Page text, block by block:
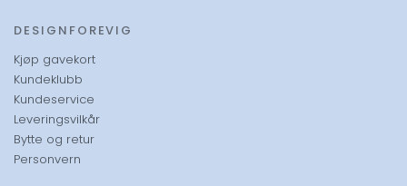
DESIGNFOREVIG
Kjøp gavekort
Kundeklubb
Kundeservice
Leveringsvilkår
Bytte og retur
Personvern